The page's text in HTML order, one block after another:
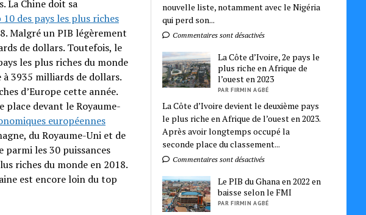
La Chine doit sa
des pays les plus riches
Malgré un PIB légèrement
de dollars. Toutefois, le
les plus riches du monde
3935 milliards de dollars.
d’Europe cette année.
place devant le Royaume-
européennes
du Royaume-Uni et de
parmi les 30 puissances
riches du monde en 2018.
est encore loin du top
nouvelle liste, notamment avec le Nigéria
qui perd son...
Commentaires sont désactivés
La Côte d’Ivoire, 2e pays le
plus riche en Afrique de
l’ouest en 2023
PAR FIRMIN AGBÉ
La Côte d’Ivoire devient le deuxième pays
le plus riche en Afrique de l’ouest en 2023.
Après avoir longtemps occupé la
seconde place du classement...
Commentaires sont désactivés
Le PIB du Ghana en 2022 en
baisse selon le FMI
PAR FIRMIN AGBÉ